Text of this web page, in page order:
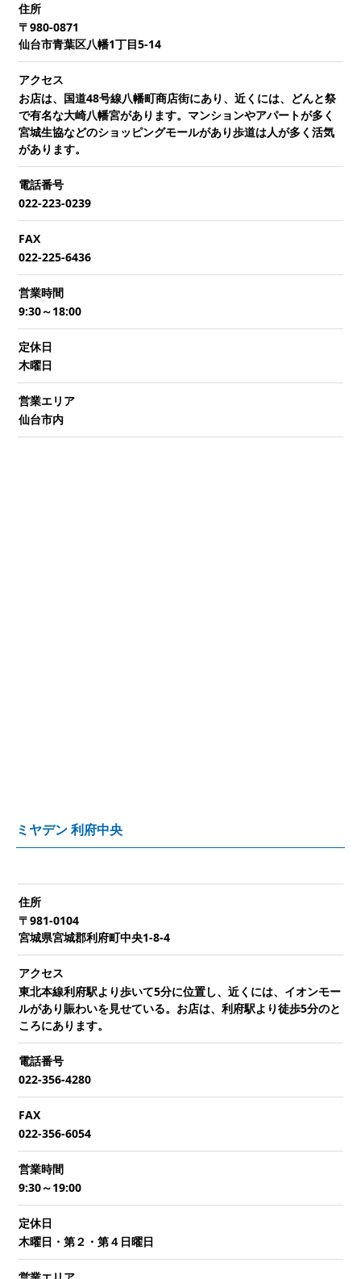
住所
〒980-0871
仙台市青葉区八幡1丁目5-14
アクセス
お店は、国道48号線八幡町商店街にあり、近くには、どんと祭
で有名な大崎八幡宮があります。マンションやアパートが多く
宮城生協などのショッピングモールがあり歩道は人が多く活気
があります。
電話番号
022-223-0239
FAX
022-225-6436
営業時間
9:30～18:00
定休日
木曜日
営業エリア
仙台市内
ミヤデン 利府中央
住所
〒981-0104
宮城県宮城郡利府町中央1-8-4
アクセス
東北本線利府駅より歩いて5分に位置し、近くには、イオンモー
ルがあり賑わいを見せている。お店は、利府駅より徒歩5分のと
ころにあります。
電話番号
022-356-4280
FAX
022-356-6054
営業時間
9:30～19:00
定休日
木曜日・第２・第４日曜日